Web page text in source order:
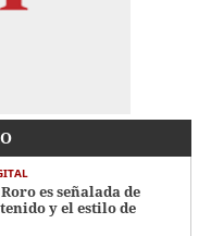
es señalada de
y el estilo de